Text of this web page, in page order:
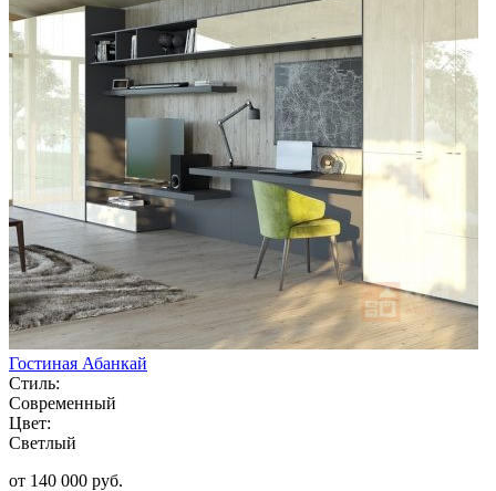
Гостиная Абанкай
Стиль:
Современный
Цвет:
Светлый
от 140 000 руб.